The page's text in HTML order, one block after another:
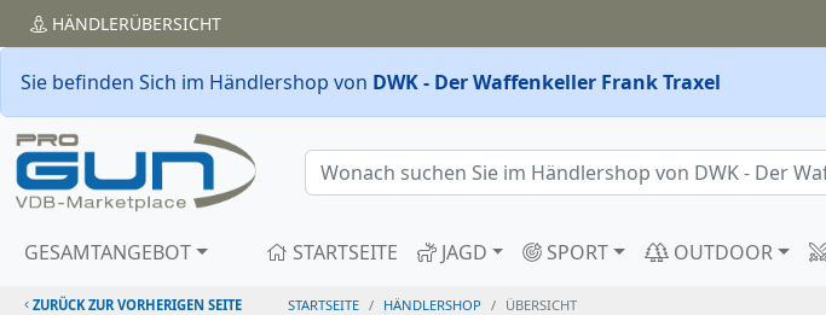
HÄNDLERÜBERSICHT
Sie befinden Sich im Händlershop von DWK - Der Waffenkeller Frank Traxel
GESAMTANGEBOT STARTSEITE JAGD SPORT OUTDOOR
ZURÜCK ZUR VORHERIGEN SEITE STARTSEITE HÄNDLERSHOP ÜBERSICHT